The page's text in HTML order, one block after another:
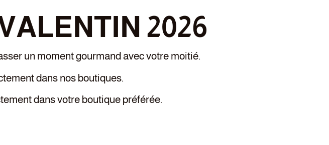
2026
un moment gourmand avec votre moitié.
dans nos boutiques.
dans votre boutique préférée.